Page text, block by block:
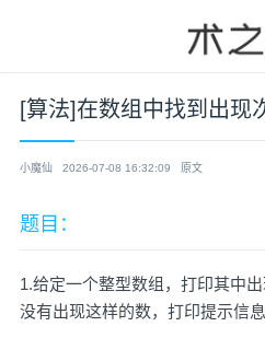
[算法]在数组中找到出现
小魔仙 2026-07-08 16:32:09 原文
题目：
1.给定一个整型数组，打印其中
没有出现这样的数，打印提示信息